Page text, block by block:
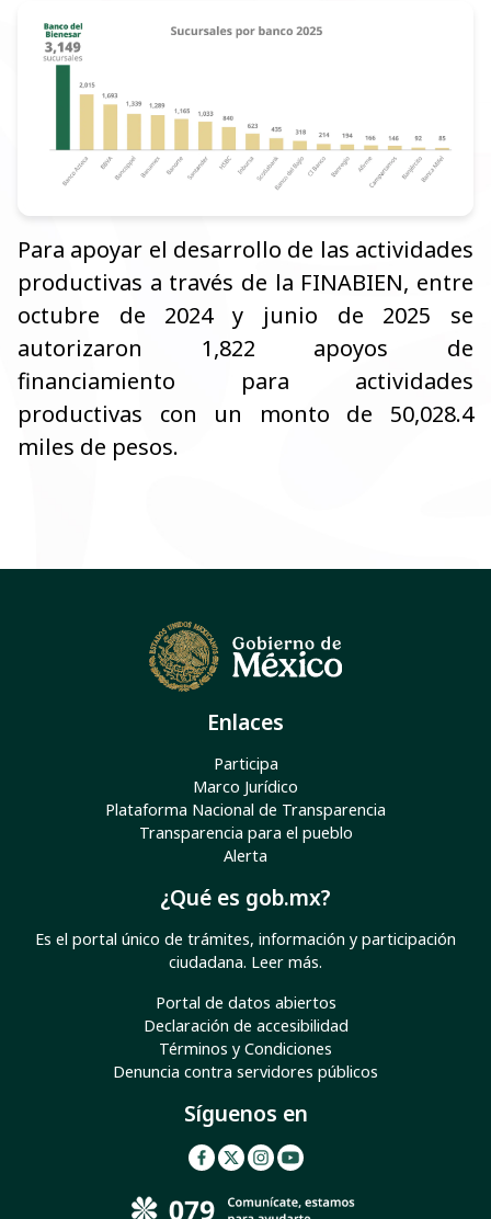
Para apoyar el desarrollo de las actividades
productivas a través de la FINABIEN, entre
octubre de 2024 y junio de 2025 se
autorizaron 1,822 apoyos de
financiamiento para actividades
productivas con un monto de 50,028.4
miles de pesos.
Enlaces
Participa
Marco Jurídico
Plataforma Nacional de Transparencia
Transparencia para el pueblo
Alerta
¿Qué es gob.mx?
Es el portal único de trámites, información y participación
ciudadana. Leer más.
Portal de datos abiertos
Declaración de accesibilidad
Términos y Condiciones
Denuncia contra servidores públicos
Síguenos en